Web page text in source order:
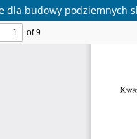
dla budowy podziemnych